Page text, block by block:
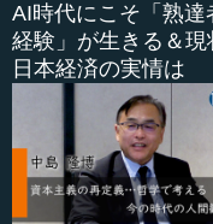
AI時代にこそ「熟達
経験」が生きる＆現
日本経済の実情は